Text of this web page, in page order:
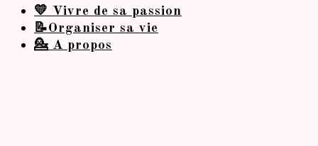
💛 Vivre de sa passion
📝Organiser sa vie
💁 A propos